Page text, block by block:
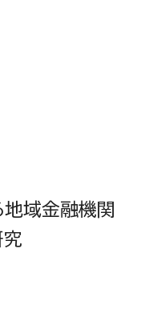
域金融機関
究